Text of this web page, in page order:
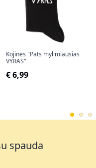
Kojinės "Pats mylimiausias
VYRAS"
€ 6,99
spauda